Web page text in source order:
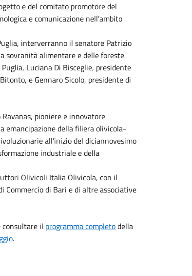
e del comitato promotore del
e comunicazione nell’ambito
interverranno il senatore Patrizio
sovranità alimentare e delle foreste
Luciana Di Bisceglie, presidente
e Gennaro Sicolo, presidente di
pioniere e innovatore
emancipazione della filiera olivicola-
all’inizio del diciannovesimo
industriale e della
Olivicoli Italia Olivicola, con il
Commercio di Bari e di altre associative
consultare il programma completodella
.